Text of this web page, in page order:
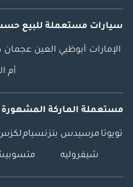
سيارات مستعملة للبيع
الإمارات أبوظبي العين عجمان
أم
مستعملة الماركة المشهورة
تويوتا مرسيدس بنزنسيام
شيفروليه